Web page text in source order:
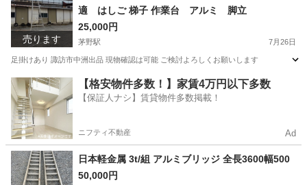
売ります
適 はしご 梯子 作業台 アルミ 脚立
25,000円
茅野駅 7月26日
足掛けあり 諏訪市中洲出品 現物確認は可能 ご検討よろしくお願いします
長野 諏訪市 茅野駅 その他 梯子
【格安物件多数！】家賃4万円以下多数
【保証人ナシ】賃貸物件多数掲載！
ニフティ不動産 Ad
日本軽金属 3t/組 アルミブリッジ 全長3600幅500
50,000円